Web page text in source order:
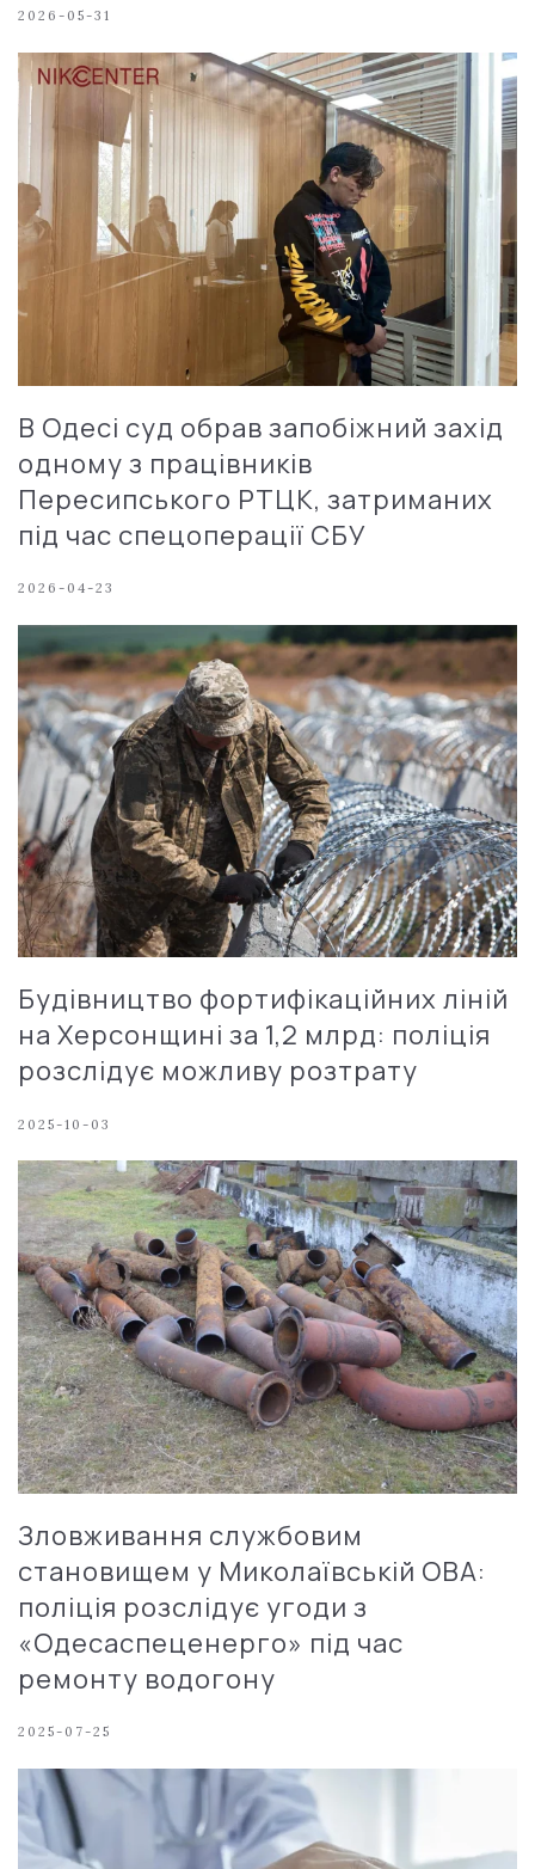
2026-05-31
В Одесі суд обрав запобіжний захід
одному з працівників
Пересипського РТЦК, затриманих
під час спецоперації СБУ
2026-04-23
Будівництво фортифікаційних ліній
на Херсонщині за 1,2 млрд: поліція
розслідує можливу розтрату
2025-10-03
Зловживання службовим
становищем у Миколаївській ОВА:
поліція розслідує угоди з
«Одесаспеценерго» під час
ремонту водогону
2025-07-25